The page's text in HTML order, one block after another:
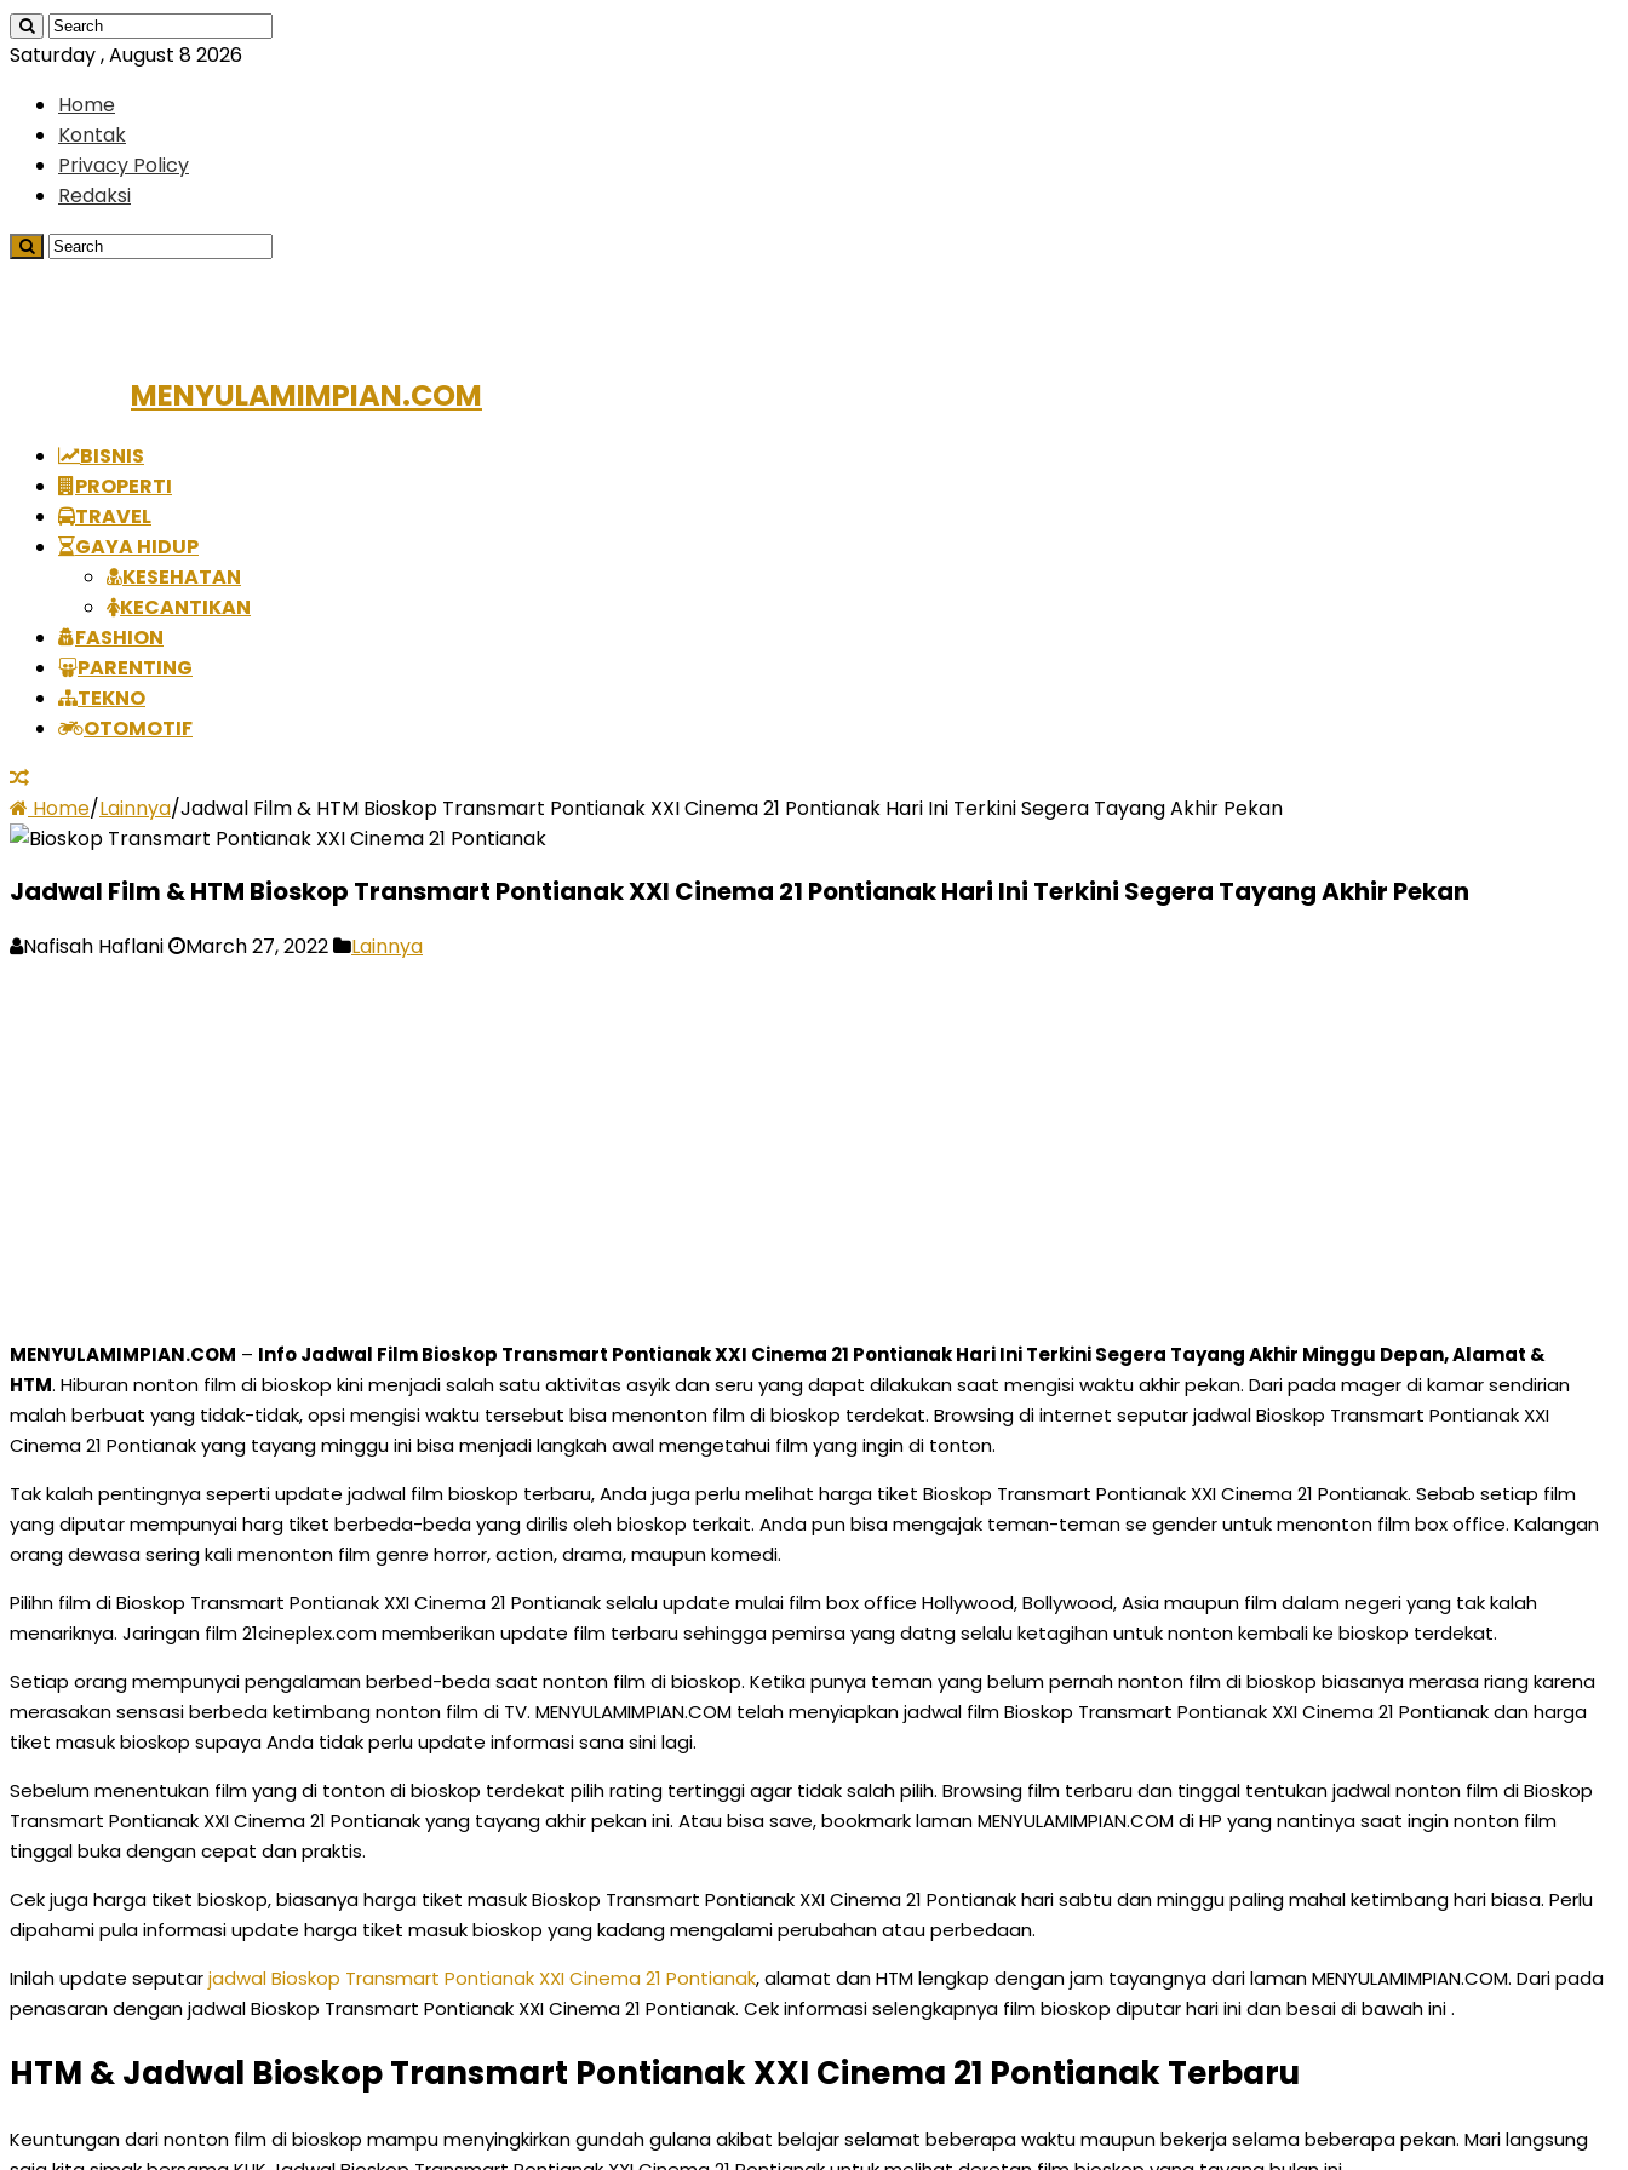
Saturday , August 8 2026
Home
Kontak
Privacy Policy
Redaksi
MENYULAMIMPIAN.COM
BISNIS
PROPERTI
TRAVEL
GAYA HIDUP
KESEHATAN
KECANTIKAN
FASHION
PARENTING
TEKNO
OTOMOTIF
Home/Lainnya/Jadwal Film & HTM Bioskop Transmart Pontianak XXI Cinema 21 Pontianak Hari Ini Terkini Segera Tayang Akhir Pekan
Jadwal Film & HTM Bioskop Transmart Pontianak XXI Cinema 21 Pontianak Hari Ini Terkini Segera Tayang Akhir Pekan
Nafisah Haflani March 27, 2022 Lainnya
MENYULAMIMPIAN.COM – Info Jadwal Film Bioskop Transmart Pontianak XXI Cinema 21 Pontianak Hari Ini Terkini Segera Tayang Akhir Minggu Depan, Alamat &
HTM. Hiburan nonton film di bioskop kini menjadi salah satu aktivitas asyik dan seru yang dapat dilakukan saat mengisi waktu akhir pekan. Dari pada mager di kamar sendirian
malah berbuat yang tidak-tidak, opsi mengisi waktu tersebut bisa menonton film di bioskop terdekat. Browsing di internet seputar jadwal Bioskop Transmart Pontianak XXI
Cinema 21 Pontianak yang tayang minggu ini bisa menjadi langkah awal mengetahui film yang ingin di tonton.
Tak kalah pentingnya seperti update jadwal film bioskop terbaru, Anda juga perlu melihat harga tiket Bioskop Transmart Pontianak XXI Cinema 21 Pontianak. Sebab setiap film
yang diputar mempunyai harg tiket berbeda-beda yang dirilis oleh bioskop terkait. Anda pun bisa mengajak teman-teman se gender untuk menonton film box office. Kalangan
orang dewasa sering kali menonton film genre horror, action, drama, maupun komedi.
Pilihn film di Bioskop Transmart Pontianak XXI Cinema 21 Pontianak selalu update mulai film box office Hollywood, Bollywood, Asia maupun film dalam negeri yang tak kalah
menariknya. Jaringan film 21cineplex.com memberikan update film terbaru sehingga pemirsa yang datng selalu ketagihan untuk nonton kembali ke bioskop terdekat.
Setiap orang mempunyai pengalaman berbed-beda saat nonton film di bioskop. Ketika punya teman yang belum pernah nonton film di bioskop biasanya merasa riang karena
merasakan sensasi berbeda ketimbang nonton film di TV. MENYULAMIMPIAN.COM telah menyiapkan jadwal film Bioskop Transmart Pontianak XXI Cinema 21 Pontianak dan harga
tiket masuk bioskop supaya Anda tidak perlu update informasi sana sini lagi.
Sebelum menentukan film yang di tonton di bioskop terdekat pilih rating tertinggi agar tidak salah pilih. Browsing film terbaru dan tinggal tentukan jadwal nonton film di Bioskop
Transmart Pontianak XXI Cinema 21 Pontianak yang tayang akhir pekan ini. Atau bisa save, bookmark laman MENYULAMIMPIAN.COM di HP yang nantinya saat ingin nonton film
tinggal buka dengan cepat dan praktis.
Cek juga harga tiket bioskop, biasanya harga tiket masuk Bioskop Transmart Pontianak XXI Cinema 21 Pontianak hari sabtu dan minggu paling mahal ketimbang hari biasa. Perlu
dipahami pula informasi update harga tiket masuk bioskop yang kadang mengalami perubahan atau perbedaan.
Inilah update seputarjadwal Bioskop Transmart Pontianak XXI Cinema 21 Pontianak, alamat dan HTM lengkap dengan jam tayangnya dari laman MENYULAMIMPIAN.COM. Dari pada
penasaran dengan jadwal Bioskop Transmart Pontianak XXI Cinema 21 Pontianak. Cek informasi selengkapnya film bioskop diputar hari ini dan besai di bawah ini .
HTM & Jadwal Bioskop Transmart Pontianak XXI Cinema 21 Pontianak Terbaru
Keuntungan dari nonton film di bioskop mampu menyingkirkan gundah gulana akibat belajar selamat beberapa waktu maupun bekerja selama beberapa pekan. Mari langsung